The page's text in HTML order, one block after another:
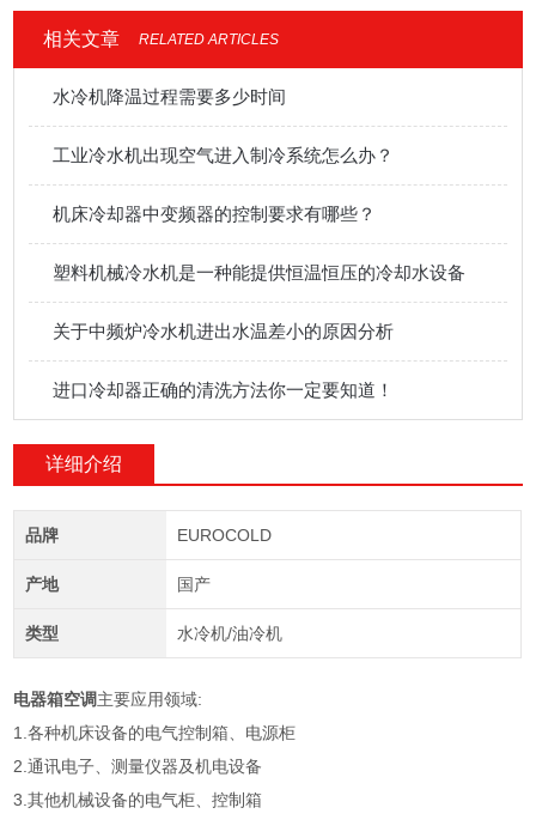
相关文章 RELATED ARTICLES
水冷机降温过程需要多少时间
工业冷水机出现空气进入制冷系统怎么办？
机床冷却器中变频器的控制要求有哪些？
塑料机械冷水机是一种能提供恒温恒压的冷却水设备
关于中频炉冷水机进出水温差小的原因分析
进口冷却器正确的清洗方法你一定要知道！
详细介绍
品牌 EUROCOLD
产地 国产
类型 水冷机/油冷机
电器箱空调主要应用领域:
1.各种机床设备的电气控制箱、电源柜
2.通讯电子、测量仪器及机电设备
3.其他机械设备的电气柜、控制箱